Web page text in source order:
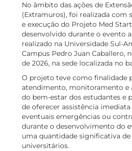
No âmbito das ações de
(Extramuros), foi realizada com
e execução do Projeto Med
desenvolvido durante o evento
realizado na Universidade Sul-
Campus Pedro Juan Caballero,
de 2026, na sede localizada no
O projeto teve como finalidade
atendimento, monitoramento e
do bem-estar dos estudantes e
de oferecer assistência
eventuais emergências ou
durante o desenvolvimento do
uma quantidade significativa de
universitários.